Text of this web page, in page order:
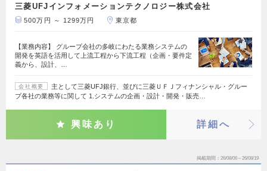
三菱UFJインフォメーションテクノロジー株式会社
500万円 ～ 1299万円 東京都
【業務内容】 グループ会社の多岐にわたる業務システムの
開発を英語を活用して上流工程から下流工程（企画・要件定
義から、設計、…
会社概要
主として三菱UFJ銀行、並びに三菱ＵＦＪフィナンシャル・グルー
プ各社の業務等に関して 1.システムの企画・設計・開発・販売…
興味あり 詳細へ
掲載期間 26/08/06～26/08/19